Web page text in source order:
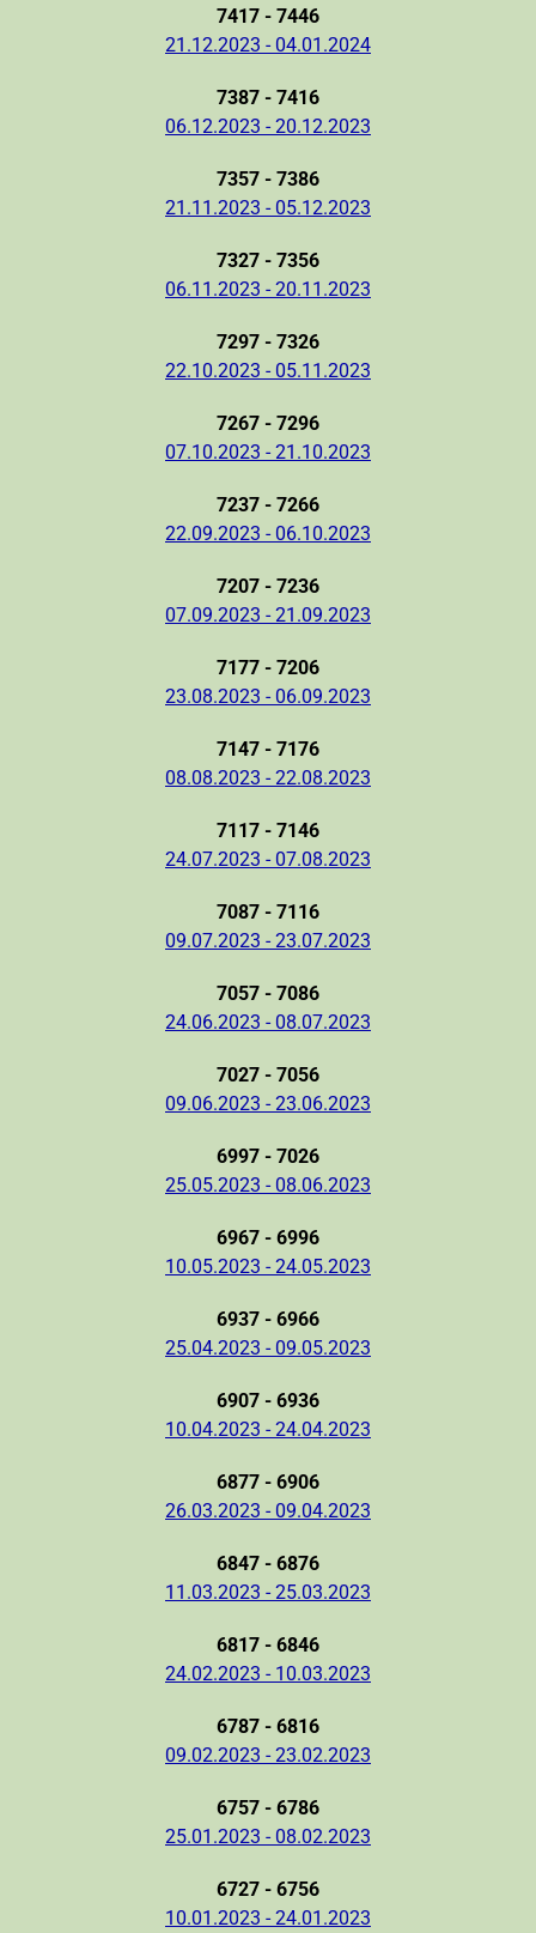
7417 - 7446
21.12.2023 - 04.01.2024
7387 - 7416
06.12.2023 - 20.12.2023
7357 - 7386
21.11.2023 - 05.12.2023
7327 - 7356
06.11.2023 - 20.11.2023
7297 - 7326
22.10.2023 - 05.11.2023
7267 - 7296
07.10.2023 - 21.10.2023
7237 - 7266
22.09.2023 - 06.10.2023
7207 - 7236
07.09.2023 - 21.09.2023
7177 - 7206
23.08.2023 - 06.09.2023
7147 - 7176
08.08.2023 - 22.08.2023
7117 - 7146
24.07.2023 - 07.08.2023
7087 - 7116
09.07.2023 - 23.07.2023
7057 - 7086
24.06.2023 - 08.07.2023
7027 - 7056
09.06.2023 - 23.06.2023
6997 - 7026
25.05.2023 - 08.06.2023
6967 - 6996
10.05.2023 - 24.05.2023
6937 - 6966
25.04.2023 - 09.05.2023
6907 - 6936
10.04.2023 - 24.04.2023
6877 - 6906
26.03.2023 - 09.04.2023
6847 - 6876
11.03.2023 - 25.03.2023
6817 - 6846
24.02.2023 - 10.03.2023
6787 - 6816
09.02.2023 - 23.02.2023
6757 - 6786
25.01.2023 - 08.02.2023
6727 - 6756
10.01.2023 - 24.01.2023